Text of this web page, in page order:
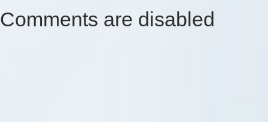
Comments are disabled